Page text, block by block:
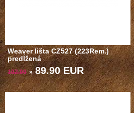
Weaver lišta CZ527 (223Rem.)
predĺžená
102.00 » 89.90 EUR